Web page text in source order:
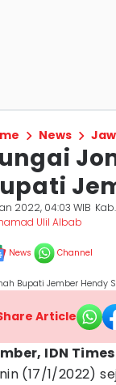
News
2022, 04:03 WIB
Ulil Albab
News Channel
Bupati Jember Hendy
Article
IDN Times
(17/1/2022)